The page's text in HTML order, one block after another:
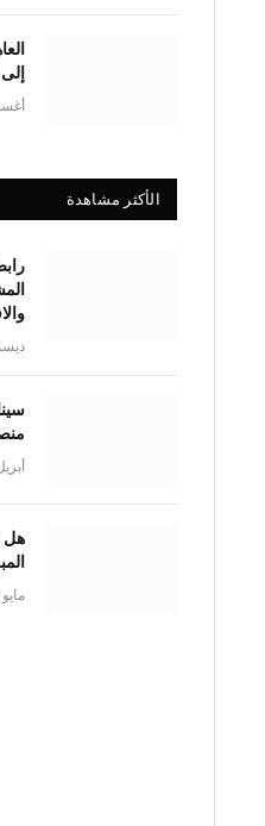
الأكثر مشاهدة
ديسمبر
أبريل 30,
هل
مايو 9, 2026